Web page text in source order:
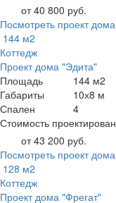
от 40 800 руб.
Посмотреть проект дома
144 м2
Коттедж
Проект дома "Эдита"
Площадь
144 м2
Габариты
10х8 м
Спален
4
Стоимость
от 43 200 руб.
Посмотреть проект дома
128 м2
Коттедж
Проект дома "Фрегат"